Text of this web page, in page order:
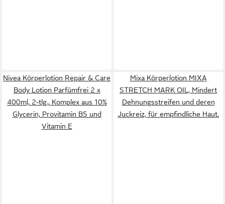
Nivea Körperlotion Repair & Care
Body Lotion Parfümfrei 2 x
400ml, 2-tlg., Komplex aus 10%
Glycerin, Provitamin B5 und
Vitamin E
Mixa Körperlotion MIXA
STRETCH MARK OIL, Mindert
Dehnungsstreifen und deren
Juckreiz, für empfindliche Haut.